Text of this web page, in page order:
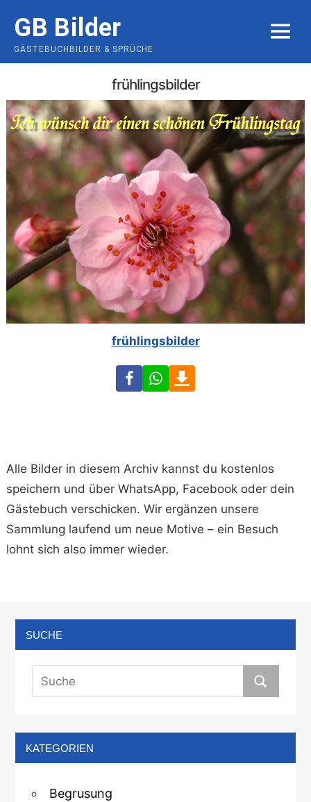
content
GB Bilder
GÄSTEBUCHBILDER & SPRÜCHE
MENU
frühlingsbilder
frühlingsbilder
FacebookWhatsApp
Alle Bilder in diesem Archiv kannst du kostenlos
speichern und über WhatsApp, Facebook oder dein
Gästebuch verschicken. Wir ergänzen unsere
Sammlung laufend um neue Motive – ein Besuch
lohnt sich also immer wieder.
SUCHE
KATEGORIEN
Begrusung